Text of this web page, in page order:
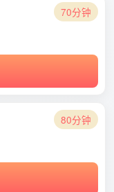
70分钟
80分钟